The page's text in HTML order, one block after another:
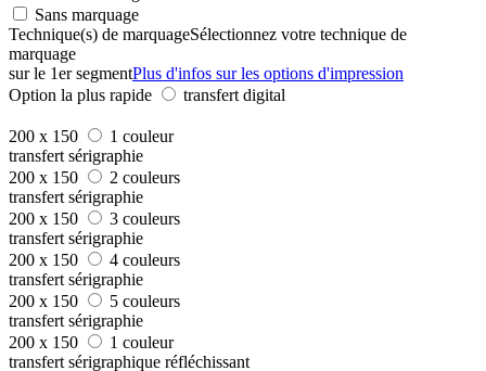
Sans marquage
Technique(s) de marquageSélectionnez votre technique de
marquage
sur le 1er segmentPlus d'infos sur les options d'impression
Option la plus rapide
transfert digital
200 x 150
1 couleur
transfert sérigraphie
200 x 150
2 couleurs
transfert sérigraphie
200 x 150
3 couleurs
transfert sérigraphie
200 x 150
4 couleurs
transfert sérigraphie
200 x 150
5 couleurs
transfert sérigraphie
200 x 150
1 couleur
transfert sérigraphique réfléchissant